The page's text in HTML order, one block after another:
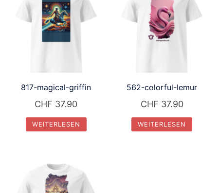
817-magical-griffin
CHF 37.90
WEITERLESEN
562-colorful-lemur
CHF 37.90
WEITERLESEN